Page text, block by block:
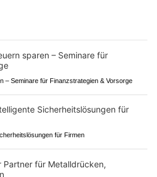
– Seminare für Finanzstrategien & Vorsorge
für Firmen